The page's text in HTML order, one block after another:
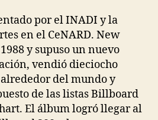
por el INADI y la
en el CeNARD. New
y supuso un nuevo
vendió dieciocho
del mundo y
de las listas Billboard
El álbum logró llegar al